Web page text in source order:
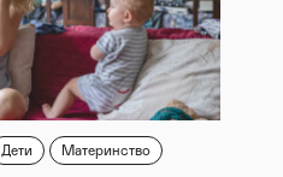
Дети Материнство